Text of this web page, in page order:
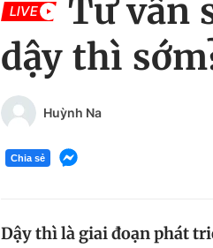
LIVE
Tư vấn
dậy thì
Huỳnh Na
Chia sẻ
Dậy thì là giai đoạn phát